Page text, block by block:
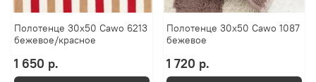
Полотенце 30х50 Cawo 6213
бежевое/красное
1 650 р.
Полотенце 30х50 Cawo 1087
бежевое
1 720 р.